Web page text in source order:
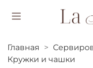
Главная
Кружки и чашки